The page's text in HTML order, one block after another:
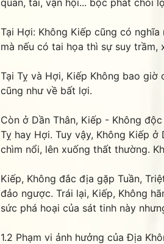
quan, tài, vận hội... bộc phát chói
Tại Hợi: Không Kiếp cũng có
mà nếu có tai họa thì sự suy trầm,
Tại Tỵ và Hợi, Kiếp Không bao
cũng như về bất lợi.
Còn ở Dần Thân, Kiếp - Không
Tỵ hay Hợi. Tuy vậy, Không Kiếp
chìm nổi, lên xuống thất thường.
Kiếp, Không đắc địa gặp Tuần,
đảo ngược. Trái lại, Kiếp, Không
sức phá hoại của sát tinh này
1.2 Phạm vi ảnh hưởng của Địa